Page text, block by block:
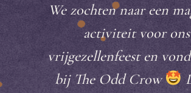
We zochten naar een
activiteit voor ons
vrijgezellenfeest en
bij The Odd Crow